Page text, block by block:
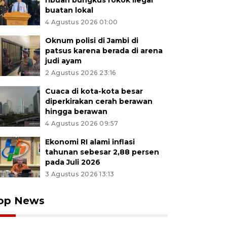
buatan lokal
4 Agustus 2026 01:00
Oknum polisi di Jambi di
patsus karena berada di arena
judi ayam
2 Agustus 2026 23:16
Cuaca di kota-kota besar
diperkirakan cerah berawan
hingga berawan
4 Agustus 2026 09:57
Ekonomi RI alami inflasi
tahunan sebesar 2,88 persen
pada Juli 2026
3 Agustus 2026 13:13
News